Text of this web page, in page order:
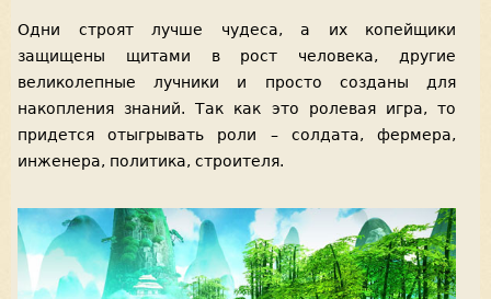
Одни строят лучше чудеса, а их копейщики
защищены щитами в рост человека, другие
великолепные лучники и просто созданы для
накопления знаний. Так как это ролевая игра, то
придется отыгрывать роли – солдата, фермера,
инженера, политика, строителя.